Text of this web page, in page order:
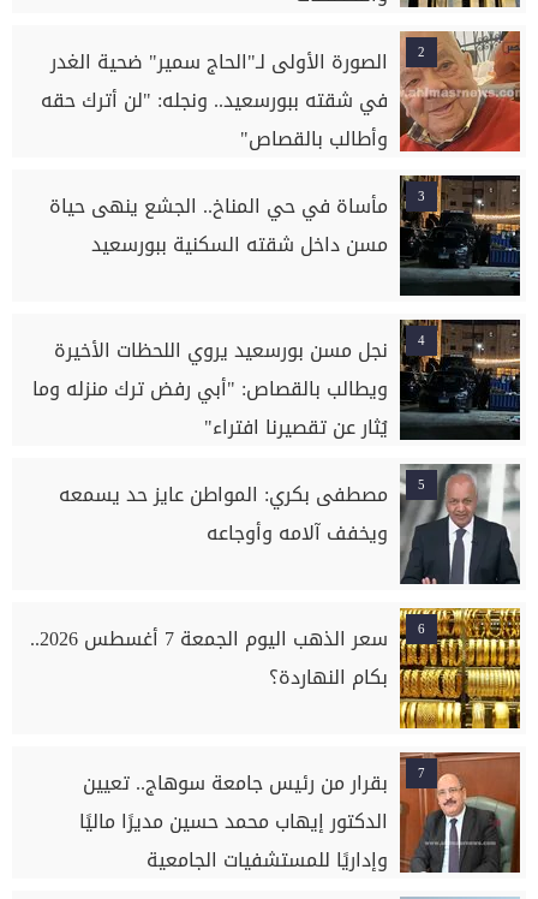
2
الصورة الأولى لـ"الحاج سمير" ضحية الغدر
في شقته ببورسعيد.. ونجله: "لن أترك حقه
وأطالب بالقصاص"
3
مأساة في حي المناخ.. الجشع ينهى حياة
مسن داخل شقته السكنية ببورسعيد
4
نجل مسن بورسعيد يروي اللحظات الأخيرة
ويطالب بالقصاص: "أبي رفض ترك منزله وما
يُثار عن تقصيرنا افتراء"
5
مصطفى بكري: المواطن عايز حد يسمعه
ويخفف آلامه وأوجاعه
6
سعر الذهب اليوم الجمعة 7 أغسطس 2026..
بكام النهاردة؟
7
بقرار من رئيس جامعة سوهاج.. تعيين
الدكتور إيهاب محمد حسين مديرًا ماليًا
وإداريًا للمستشفيات الجامعية